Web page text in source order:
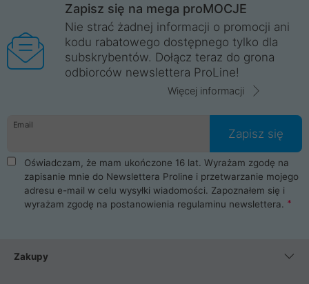
Wrocław, Poznań, Legnica, Katowice, Gliwice, Kalisz, Bytom,
Trzebnica, Opole. Szybka i profesjonalna obsługa!
ProLine to polska firma ze 100% polskim kapitałem. Działamy
legalnie i płacimy podatki w naszym kraju! Posiadamy siedzibę
główną w Mirkowie oraz salony na terenie kraju. Cała
komunikacja ze sklepem komputerowym ProLine jest
danych osobowych. Dlatego zakup notebooka albo laptopa w
ProLine to czysta przyjemność i pełne bezpieczeństwo.
Zaopatrzysz się u nas w akcesoria i części komputerowe
takie jak procesory, karty graficzne, płyty główne, pamięci,
dyski SSD, M.2 oraz HDD. Nasi pracownicy pomogą Ci wybrać
najlepszy zasilacz komputerowy oraz obudowę do komputera.
Poza komputerami mamy również najlepsze na rynku
Smartfony takich producentów jak Xiaomi, Apple, Samsung i
wentylatory. Na koniec mając już to wszystko, możesz
Zapisz się na mega proMOCJE
Nie strać żadnej informacji o promocji ani
kodu rabatowego dostępnego tylko dla
subskrybentów. Dołącz teraz do grona
odbiorców newslettera ProLine!
Więcej informacji
Email
Zapisz się
Oświadczam, że mam ukończone 16 lat. Wyrażam zgodę na
zapisanie mnie do Newslettera Proline i przetwarzanie mojego
adresu e-mail w celu wysyłki wiadomości. Zapoznałem się i
wyrażam zgodę na postanowienia regulaminu newslettera.
Zakupy